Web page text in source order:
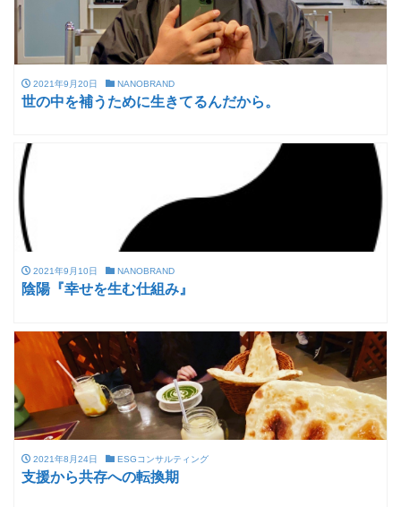
2021年9月20日 NANOBRAND
世の中を補うために生きてるんだから。
2021年9月10日 NANOBRAND
陰陽『幸せを生む仕組み』
2021年8月24日 ESGコンサルティング
支援から共存への転換期